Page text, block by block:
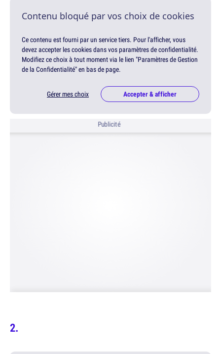
Contenu bloqué par vos choix de cookies
Ce contenu est fourni par un service tiers. Pour l'afficher, vous
devez accepter les cookies dans vos paramètres de confidentialité.
Modifiez ce choix à tout moment via le lien "Paramètres de Gestion
de la Confidentialité" en bas de page.
Gérer mes choix Accepter & afficher
Publicité